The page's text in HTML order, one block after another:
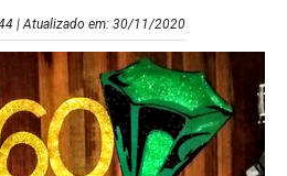
| Atualizado em: 30/11/2020